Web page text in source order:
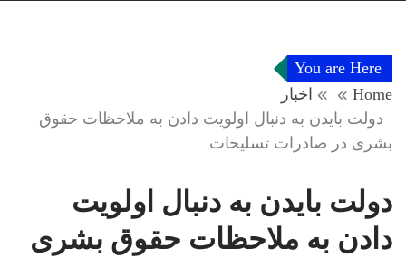
You are Here
Home
اخبار
دولت بایدن به دنبال اولویت دادن به ملاحظات حقوق
بشری در صادرات تسلیحات
دولت بایدن به دنبال اولویت
دادن به ملاحظات حقوق بشری